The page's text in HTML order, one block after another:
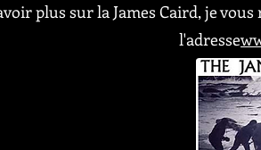
plus sur la James Caird, je
l'adresse